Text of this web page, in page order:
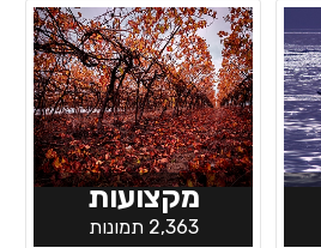
מקצועות
2,363 תמונות